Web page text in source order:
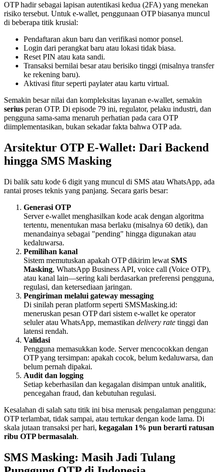
OTP hadir sebagai lapisan autentikasi kedua (2FA) yang menekan
risiko tersebut. Untuk e-wallet, penggunaan OTP biasanya muncul
di beberapa titik krusial:
Pendaftaran akun baru dan verifikasi nomor ponsel.
Login dari perangkat baru atau lokasi tidak biasa.
Reset PIN atau kata sandi.
Transaksi bernilai besar atau berisiko tinggi (misalnya transfer
ke rekening baru).
Aktivasi fitur seperti paylater atau kartu virtual.
Semakin besar nilai dan kompleksitas layanan e-wallet, semakin
serius peran OTP. Di episode 79 ini, regulator, pelaku industri, dan
pengguna sama-sama menaruh perhatian pada cara OTP
diimplementasikan, bukan sekadar fakta bahwa OTP ada.
Arsitektur OTP E-Wallet: Dari Backend
hingga SMS Masking
Di balik satu kode 6 digit yang muncul di SMS atau WhatsApp, ada
rantai proses teknis yang panjang. Secara garis besar:
Generasi OTP
Server e-wallet menghasilkan kode acak dengan algoritma
tertentu, menentukan masa berlaku (misalnya 60 detik), dan
menandainya sebagai "pending" hingga digunakan atau
kedaluwarsa.
Pemilihan kanal
Sistem memutuskan apakah OTP dikirim lewat SMS
Masking, WhatsApp Business API, voice call (Voice OTP),
atau kanal lain—sering kali berdasarkan preferensi pengguna,
regulasi, dan ketersediaan jaringan.
Pengiriman melalui gateway messaging
Di sinilah peran platform seperti SMSMasking.id:
meneruskan pesan OTP dari sistem e-wallet ke operator
seluler atau WhatsApp, memastikan delivery rate tinggi dan
latensi rendah.
Validasi
Pengguna memasukkan kode. Server mencocokkan dengan
OTP yang tersimpan: apakah cocok, belum kedaluwarsa, dan
belum pernah dipakai.
Audit dan logging
Setiap keberhasilan dan kegagalan disimpan untuk analitik,
pencegahan fraud, dan kebutuhan regulasi.
Kesalahan di salah satu titik ini bisa merusak pengalaman pengguna:
OTP terlambat, tidak sampai, atau tertukar dengan kode lama. Di
skala jutaan transaksi per hari, kegagalan 1% pun berarti ratusan
ribu OTP bermasalah.
SMS Masking: Masih Jadi Tulang